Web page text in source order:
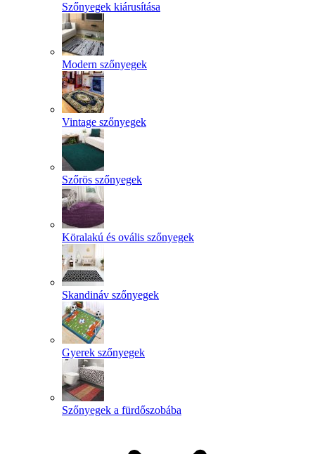
Szőnyegek kiárusítása
Modern szőnyegek
Vintage szőnyegek
Szőrös szőnyegek
Köralakú és ovális szőnyegek
Skandináv szőnyegek
Gyerek szőnyegek
Szőnyegek a fürdőszobába